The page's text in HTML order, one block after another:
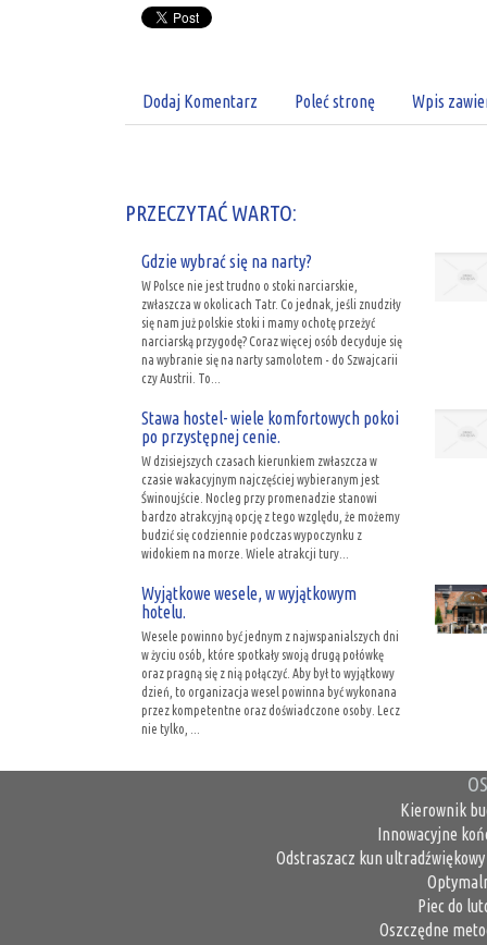
Dodaj Komentarz Poleć stronę Wpis
PRZECZYTAĆ WARTO:
Gdzie wybrać się na narty?
W Polsce nie jest trudno o stoki narciarskie,
zwłaszcza w okolicach Tatr. Co jednak, jeśli znudziły
się nam już polskie stoki i mamy ochotę przeżyć
narciarską przygodę? Coraz więcej osób decyduje się
na wybranie się na narty samolotem - do Szwajcarii
czy Austrii. To...
Stawa hostel- wiele komfortowych pokoi
po przystępnej cenie.
W dzisiejszych czasach kierunkiem zwłaszcza w
czasie wakacyjnym najczęściej wybieranym jest
Świnoujście. Nocleg przy promenadzie stanowi
bardzo atrakcyjną opcję z tego względu, że możemy
budzić się codziennie podczas wypoczynku z
widokiem na morze. Wiele atrakcji tury...
Wyjątkowe wesele, w wyjątkowym
hotelu.
Wesele powinno być jednym z najwspanialszych dni
w życiu osób, które spotkały swoją drugą połówkę
oraz pragną się z nią połączyć. Aby był to wyjątkowy
dzień, to organizacja wesel powinna być wykonana
przez kompetentne oraz doświadczone osoby. Lecz
nie tylko, ...
Kierownik
Innowacyjne
Odstraszacz kun
Piec do
Oszczędne